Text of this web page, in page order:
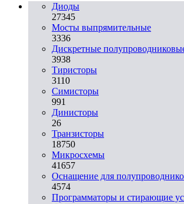
Диоды
27345
Мосты выпрямительные
3336
Дискретные
3938
Тиристоры
3110
Симисторы
991
Динисторы
26
Транзисторы
18750
Микросхемы
41657
Оснащение для
4574
Программаторы и стирающие